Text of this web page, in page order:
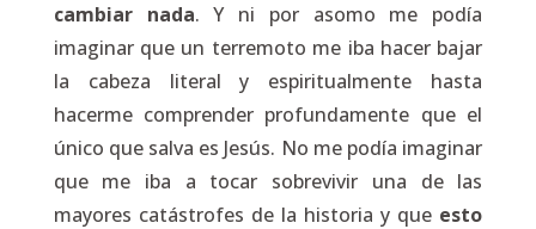
cambiar nada. Y ni por asomo me podía
imaginar que un terremoto me iba hacer bajar
la cabeza literal y espiritualmente hasta
hacerme comprender profundamente que el
único que salva es Jesús. No me podía imaginar
que me iba a tocar sobrevivir una de las
mayores catástrofes de la historia y que esto